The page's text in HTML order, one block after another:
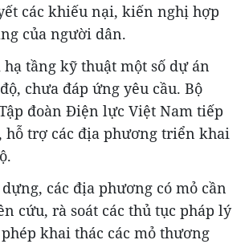
các khiếu nại, kiến nghị hợp
của người dân.
hạ tầng kỹ thuật một số dự án
chưa đáp ứng yêu cầu. Bộ
đoàn Điện lực Việt Nam tiếp
hỗ trợ các địa phương triển khai
các địa phương có mỏ cần
cứu, rà soát các thủ tục pháp lý
khai thác các mỏ thương